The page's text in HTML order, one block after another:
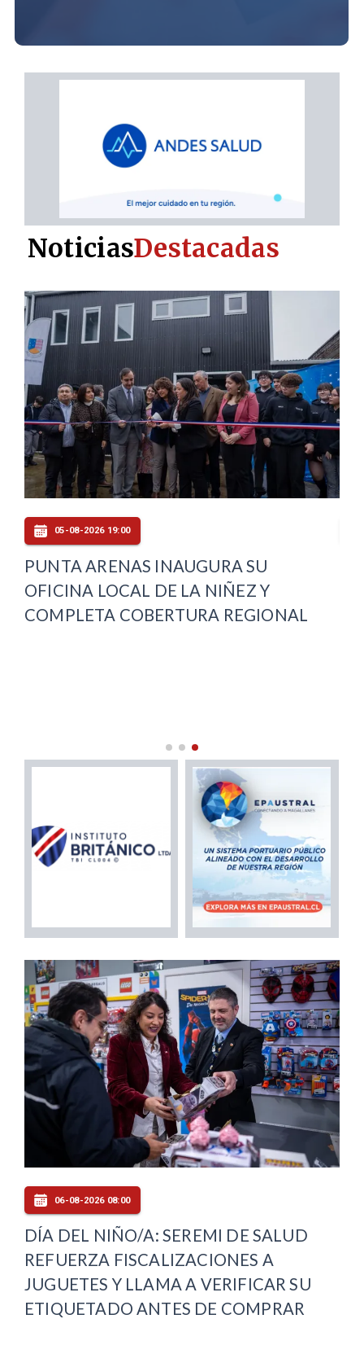
05-08-2026 19:00
PUNTA ARENAS INAUGURA SU
OFICINA LOCAL DE LA NIÑEZ Y
COMPLETA COBERTURA REGIONAL
NoticiasDestacadas
06-08-2026 08:00
DÍA DEL NIÑO/A: SEREMI DE SALUD
REFUERZA FISCALIZACIONES A
JUGUETES Y LLAMA A VERIFICAR SU
ETIQUETADO ANTES DE COMPRAR